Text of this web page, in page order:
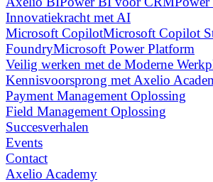
Innovatiekracht met AI
Microsoft CopilotMicrosoft Copilot
FoundryMicrosoft Power Platform
Veilig werken met de Moderne
Kennisvoorsprong met Axelio
Payment Management Oplossing
Field Management Oplossing
Succesverhalen
Events
Contact
Axelio Academy